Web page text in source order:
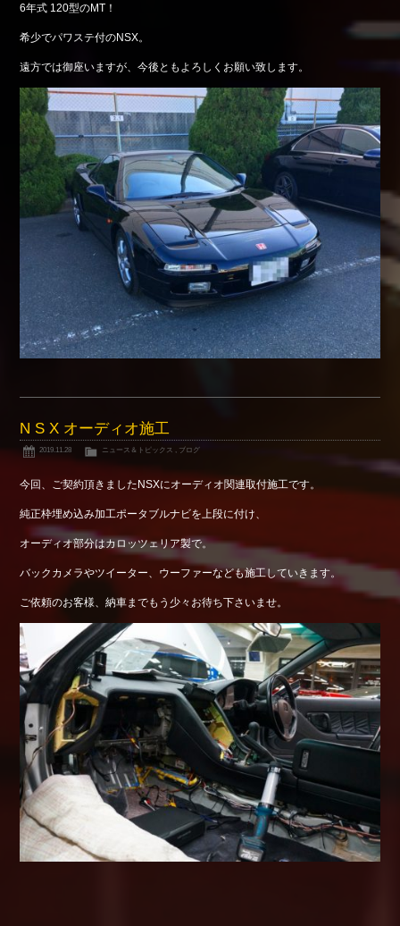
6年式 120型のMT！
希少でパワステ付のNSX。
遠方では御座いますが、今後ともよろしくお願い致します。
N S X オーディオ施工
2019.11.28 ニュース＆トピックス ブログ
今回、ご契約頂きましたNSXにオーディオ関連取付施工です。
純正枠埋め込み加工ポータブルナビを上段に付け、
オーディオ部分はカロッツェリア製で。
バックカメラやツイーター、ウーファーなども施工していきます。
ご依頼のお客様、納車までもう少々お待ち下さいませ。